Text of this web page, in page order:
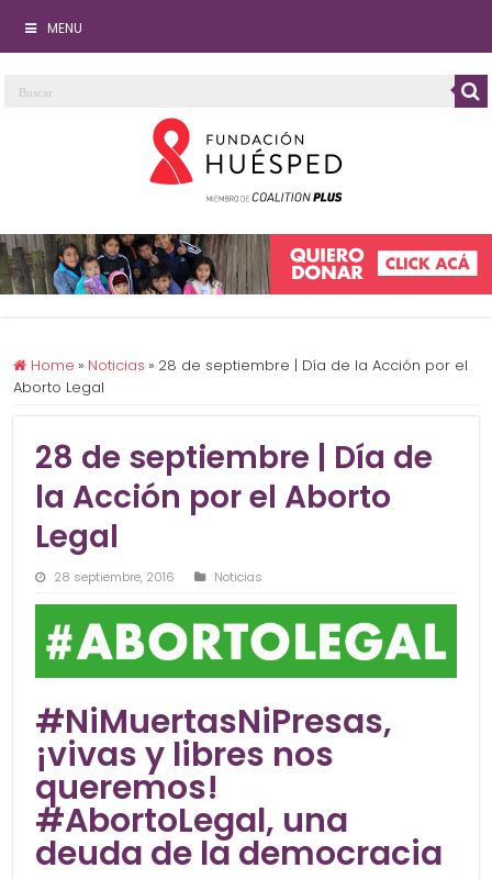
MENU
Home » Noticias » 28 de septiembre | Día de la Acción por el
Aborto Legal
28 de septiembre | Día de
la Acción por el Aborto
Legal
28 septiembre, 2016 Noticias
#NiMuertasNiPresas,
¡vivas y libres nos
queremos!
#AbortoLegal, una
deuda de la democracia